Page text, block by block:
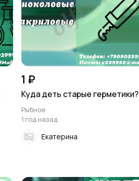
1 ₽
Куда деть старые герметики?
Рыбное
1 год назад
Екатерина